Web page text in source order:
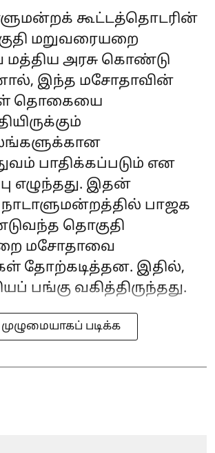
கூட்டத்தொடரின்
மறுவரையறை
அரசு கொண்டு
இந்த மசோதாவின்
தொகையை
பாதிக்கப்படும் என
எழுந்தது. இதன்
பாஜக
தொகுதி
மசோதாவை
தோற்கடித்தன. இதில்,
பங்கு வகித்திருந்தது.
முழுமையாகப் படிக்க